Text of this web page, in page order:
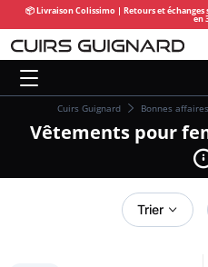
📦 Livraison Colissimo | Retours et
en
Cuirs Guignard Bonnes affaires
Vêtements pour
Trier